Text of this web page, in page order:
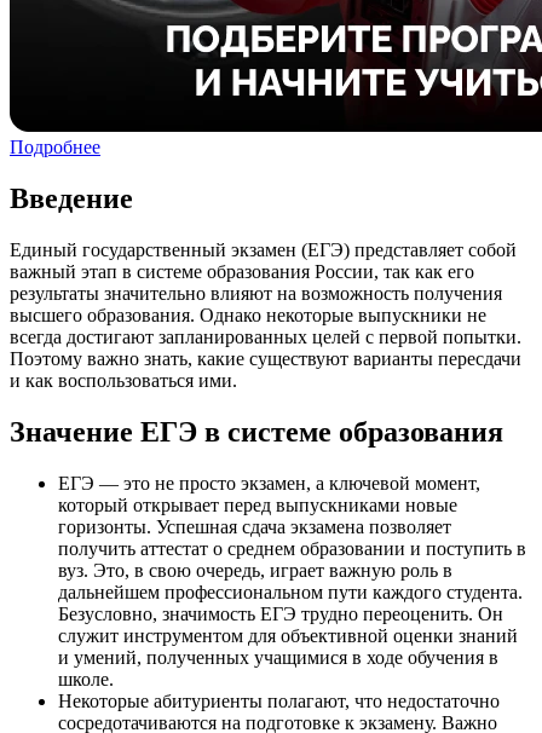
Подробнее
Введение
Единый государственный экзамен (ЕГЭ) представляет собой
важный этап в системе образования России, так как его
результаты значительно влияют на возможность получения
высшего образования. Однако некоторые выпускники не
всегда достигают запланированных целей с первой попытки.
Поэтому важно знать, какие существуют варианты пересдачи
и как воспользоваться ими.
Значение ЕГЭ в системе образования
ЕГЭ — это не просто экзамен, а ключевой момент,
который открывает перед выпускниками новые
горизонты. Успешная сдача экзамена позволяет
получить аттестат о среднем образовании и поступить в
вуз. Это, в свою очередь, играет важную роль в
дальнейшем профессиональном пути каждого студента.
Безусловно, значимость ЕГЭ трудно переоценить. Он
служит инструментом для объективной оценки знаний
и умений, полученных учащимися в ходе обучения в
школе.
Некоторые абитуриенты полагают, что недостаточно
сосредотачиваются на подготовке к экзамену. Важно